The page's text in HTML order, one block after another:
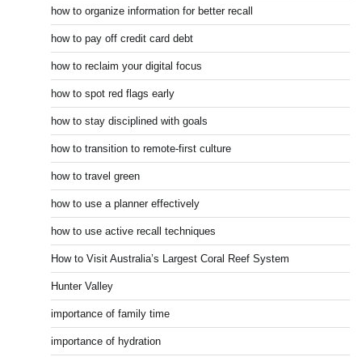
how to organize information for better recall
how to pay off credit card debt
how to reclaim your digital focus
how to spot red flags early
how to stay disciplined with goals
how to transition to remote-first culture
how to travel green
how to use a planner effectively
how to use active recall techniques
How to Visit Australia’s Largest Coral Reef System
Hunter Valley
importance of family time
importance of hydration